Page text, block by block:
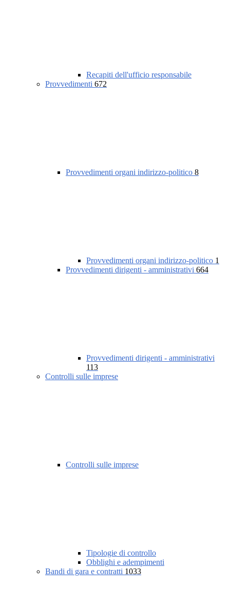
Recapiti dell'ufficio responsabile
Provvedimenti 672
Provvedimenti organi indirizzo-politico 8
Provvedimenti organi indirizzo-politico 1
Provvedimenti dirigenti - amministrativi 664
Provvedimenti dirigenti - amministrativi
113
Controlli sulle imprese
Controlli sulle imprese
Tipologie di controllo
Obblighi e adempimenti
Bandi di gara e contratti 1033